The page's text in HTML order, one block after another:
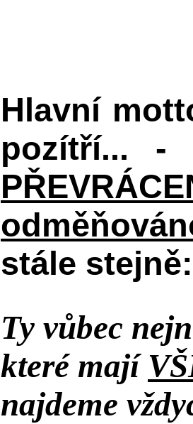
Hlavní
pozítří...
stále stejně:
Ty vůbec
které mají
najdeme